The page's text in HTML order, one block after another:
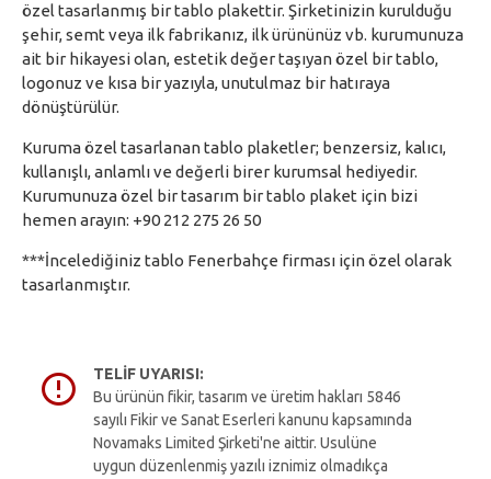
TELIF UYARISI:
Bu ürünün fikir, tasarım ve üretim hakları 5846
sayılı Fikir ve Sanat Eserleri kanunu kapsamında
Novamaks Limited Şirketi'ne aittir. Usulüne
uygun düzenlenmiş yazılı iznimiz olmadıkça
özel tasarlanmış bir tablo plakettir. Şirketinizin kurulduğu
şehir, semt veya ilk fabrikanız, ilk ürününüz vb. kurumunuza
ait bir hikayesi olan, estetik değer taşıyan özel bir tablo,
logonuz ve kısa bir yazıyla, unutulmaz bir hatıraya
dönüştürülür.
Kuruma özel tasarlanan tablo plaketler; benzersiz, kalıcı,
kullanışlı, anlamlı ve değerli birer kurumsal hediyedir.
Kurumunuza özel bir tasarım bir tablo plaket için bizi
hemen arayın: +90 212 275 26 50
***İncelediğiniz tablo Fenerbahçe firması için özel olarak
tasarlanmıştır.